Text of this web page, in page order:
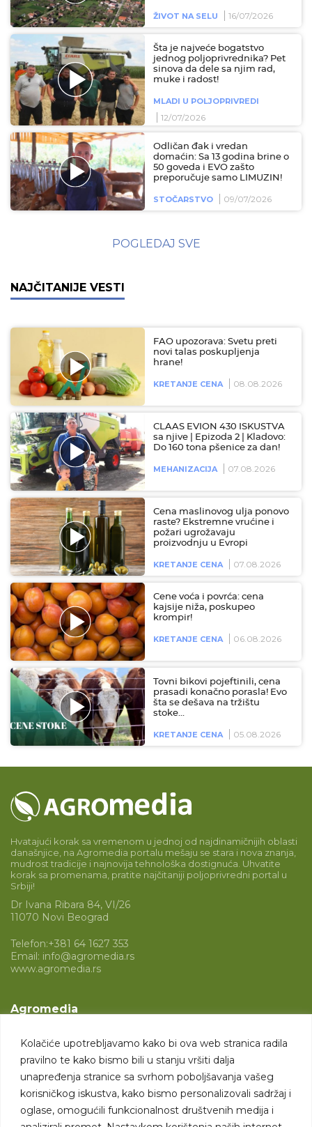
Kolačiće upotrebljavamo kako bi ova web stranica radila
pravilno te kako bismo bili u stanju vršiti dalja
unapređenja stranice sa svrhom poboljšavanja vašeg
korisničkog iskustva, kako bismo personalizovali sadržaj i
oglase, omogućili funkcionalnost društvenih medija i
ŽIVOT NA SELU 16/07/2026
Šta je najveće bogatstvo
jednog poljoprivrednika? Pet
sinova da dele sa njim rad,
muke i radost!
MLADI U POLJOPRIVREDI
12/07/2026
Odličan đak i vredan
domaćin: Sa 13 godina brine o
50 goveda i EVO zašto
preporučuje samo LIMUZIN!
STOČARSTVO 09/07/2026
POGLEDAJ SVE
NAJČITANIJE VESTI
FAO upozorava: Svetu preti
novi talas poskupljenja
hrane!
KRETANJE CENA 08.08.2026
CLAAS EVION 430 ISKUSTVA
sa njive | Epizoda 2 | Kladovo:
Do 160 tona pšenice za dan!
MEHANIZACIJA 07.08.2026
Cena maslinovog ulja ponovo
raste? Ekstremne vrućine i
požari ugrožavaju
proizvodnju u Evropi
KRETANJE CENA 07.08.2026
Cene voća i povrća: cena
kajsije niža, poskupeo
krompir!
KRETANJE CENA 06.08.2026
Tovni bikovi pojeftinili, cena
prasadi konačno porasla! Evo
šta se dešava na tržištu
stoke…
KRETANJE CENA 05.08.2026
Hvatajući korak sa vremenom u jednoj od najdinamičnijih oblasti
današnjice, na Agromedia portalu mešaju se stara i nova znanja,
mudrost tradicije i najnovija tehnološka dostignuća. Uhvatite
korak sa promenama, pratite najčitaniji poljoprivredni portal u
Srbiji!
Dr Ivana Ribara 84, VI/26
11070 Novi Beograd
Telefon:+381 64 1627 353
Email: info@agromedia.rs
www.agromedia.rs
Agromedia
Svet poljoprivrede
Marketing usluge
Tražimo saradnike